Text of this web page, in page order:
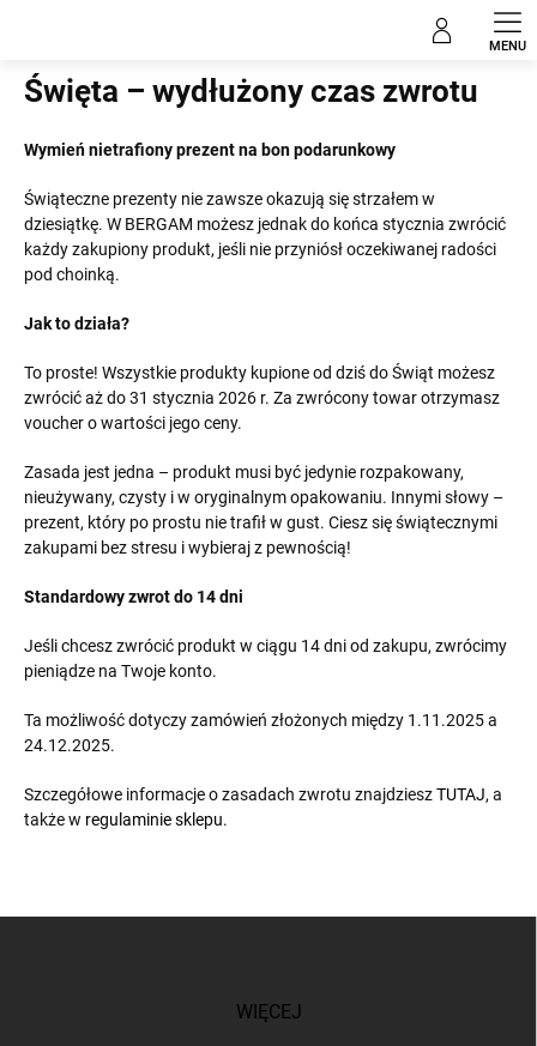
Święta – wydłużony czas zwrotu
Wymień nietrafiony prezent na bon podarunkowy
Świąteczne prezenty nie zawsze okazują się strzałem w
dziesiątkę. W BERGAM możesz jednak do końca stycznia zwrócić
każdy zakupiony produkt, jeśli nie przyniósł oczekiwanej radości
pod choinką.
Jak to działa?
To proste! Wszystkie produkty kupione od dziś do Świąt możesz
zwrócić aż do 31 stycznia 2026 r. Za zwrócony towar otrzymasz
voucher o wartości jego ceny.
Zasada jest jedna – produkt musi być jedynie rozpakowany,
nieużywany, czysty i w oryginalnym opakowaniu. Innymi słowy –
prezent, który po prostu nie trafił w gust. Ciesz się świątecznymi
zakupami bez stresu i wybieraj z pewnością!
Standardowy zwrot do 14 dni
Jeśli chcesz zwrócić produkt w ciągu 14 dni od zakupu, zwrócimy
pieniądze na Twoje konto.
Ta możliwość dotyczy zamówień złożonych między 1.11.2025 a
24.12.2025.
Szczegółowe informacje o zasadach zwrotu znajdzieszTUTAJ, a
także w regulaminie sklepu.
WIĘCEJ